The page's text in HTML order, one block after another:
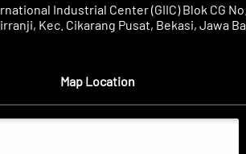
Industrial Center (GIIC) Blok CG
Kec. Cikarang Pusat, Bekasi, Jawa
Map Location